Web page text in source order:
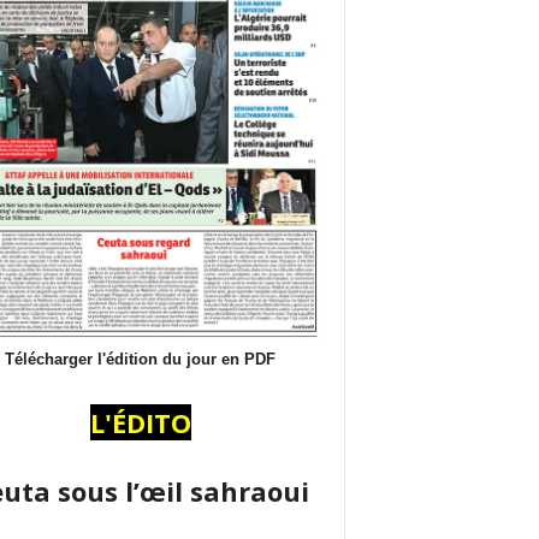
Télécharger l'édition du jour en PDF
L'ÉDITO
sous l’œil sahraoui